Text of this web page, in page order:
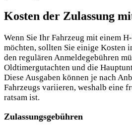
Kosten der Zulassung
Wenn Sie Ihr Fahrzeug mit einem
möchten, sollten Sie einige Kosten
den regulären Anmeldegebühren
Oldtimergutachten und die
Diese Ausgaben können je nach
Fahrzeugs variieren, weshalb eine
ratsam ist.
Zulassungsgebühren